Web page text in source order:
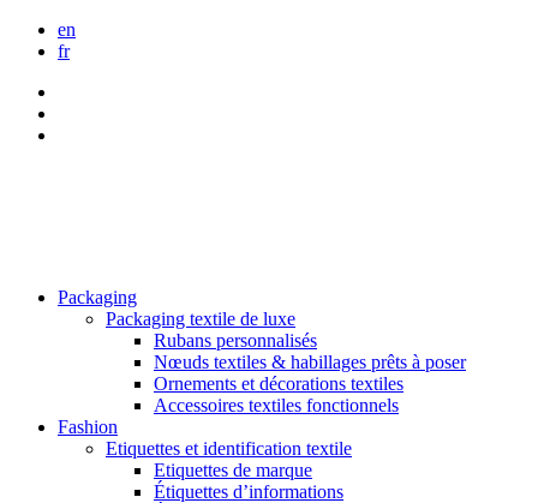
en
fr
Packaging
Packaging textile de luxe
Rubans personnalisés
Nœuds textiles & habillages prêts à poser
Ornements et décorations textiles
Accessoires textiles fonctionnels
Fashion
Etiquettes et identification textile
Etiquettes de marque
Étiquettes d’informations